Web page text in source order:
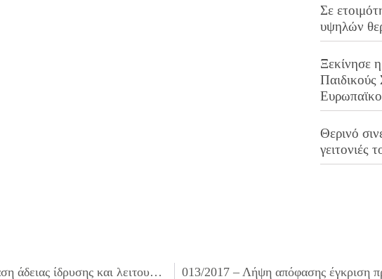
Σε
υψηλών
Ξεκίνησε
Θερινό
γειτονιές
011/2017 – Λήψη απόφασης για αντικατάσταση άδειας ίδρυσης και λειτουργίας καταστημάτων υγειονομικού ενδιαφέροντος